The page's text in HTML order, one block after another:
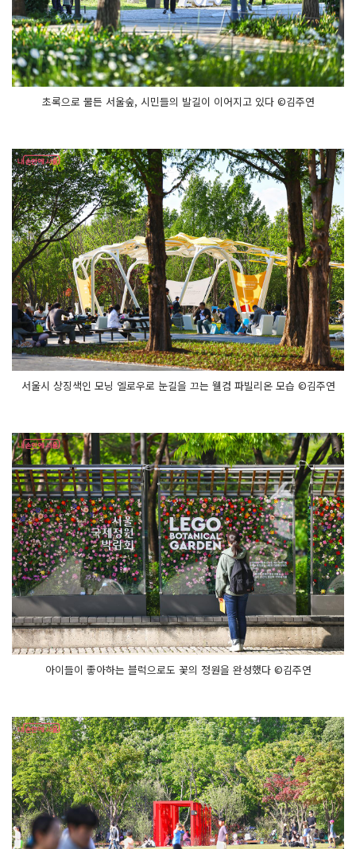
초록으로 물든 서울숲, 시민들의 발길이 이어지고 있다 ©김주연
서울시 상징색인 모닝 엘로우로 눈길을 끄는 웰컴 파빌리온 모습 ©김주연
아이들이 좋아하는 블럭으로도 꽃의 정원을 완성했다 ©김주연